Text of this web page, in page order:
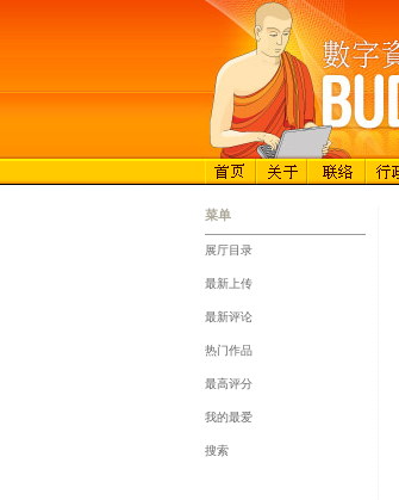
菜单
展厅目录
最新上传
最新评论
热门作品
最高评分
我的最爱
搜索